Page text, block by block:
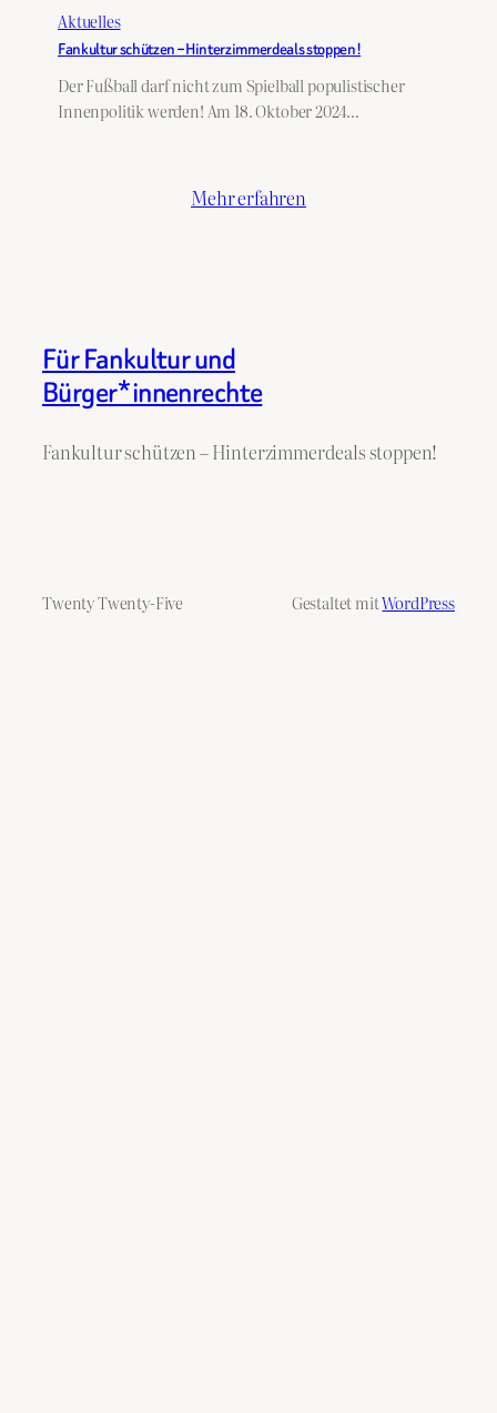
Aktuelles
Fankultur schützen – Hinterzimmerdeals stoppen!
Der Fußball darf nicht zum Spielball populistischer
Innenpolitik werden! Am 18. Oktober 2024…
Mehr erfahren
Für Fankultur und
Bürger*innenrechte
Fankultur schützen – Hinterzimmerdeals stoppen!
Twenty Twenty-Five Gestaltet mitWordPress